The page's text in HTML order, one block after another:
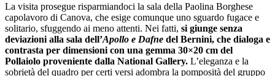
La visita prosegue risparmiandoci la sala della Paolina Borghese
capolavoro di Canova, che esige comunque uno sguardo fugace e
solitario, sfuggendo ai meno attenti. Nei fatti, si giunge senza
deviazioni alla sala dell’Apollo e Dafne del Bernini, che dialoga e
contrasta per dimensioni con una gemma 30×20 cm del
Pollaiolo proveniente dalla National Gallery. L’eleganza e la
sobrietà del quadro per certi versi adombra la pomposità del gruppo